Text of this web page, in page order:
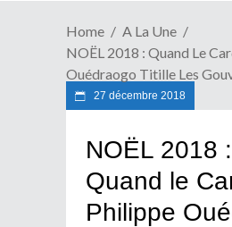
Home
A La Une
NOËL 2018 : Quand Le
Ouédraogo Titille Les
27 décembre 2018
NOËL 2018 :
Quand le
Philippe